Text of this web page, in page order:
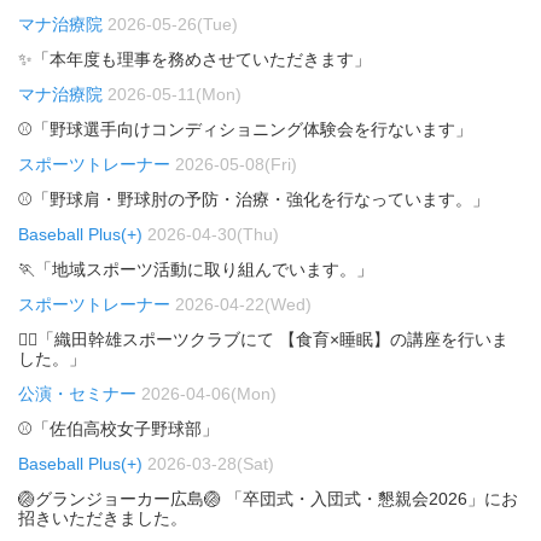
マナ治療院 2026-05-26(Tue)
✨「本年度も理事を務めさせていただきます」
マナ治療院 2026-05-11(Mon)
⚾「野球選手向けコンディショニング体験会を行ないます」
スポーツトレーナー 2026-05-08(Fri)
⚾「野球肩・野球肘の予防・治療・強化を行なっています。」
Baseball Plus(+) 2026-04-30(Thu)
🏃「地域スポーツ活動に取り組んでいます。」
スポーツトレーナー 2026-04-22(Wed)
🏃‍♂️「織田幹雄スポーツクラブにて 【食育×睡眠】の講座を行いま
した。」
公演・セミナー 2026-04-06(Mon)
⚾「佐伯高校女子野球部」
Baseball Plus(+) 2026-03-28(Sat)
🏐グランジョーカー広島🏐 「卒団式・入団式・懇親会2026」にお
招きいただきました。